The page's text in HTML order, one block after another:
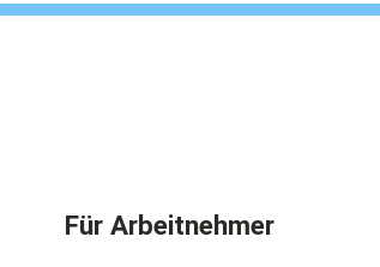
Für Arbeitnehmer